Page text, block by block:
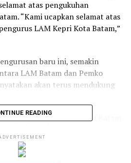
atas pengukuhan
“Kami ucapkan selamat atas
LAM Kepri Kota Batam,”
baru ini, semakin
LAM Batam dan Pemko
akan terus mendukung
program prioritas LAM Batam
pengurus LAM Kepulauan
READING